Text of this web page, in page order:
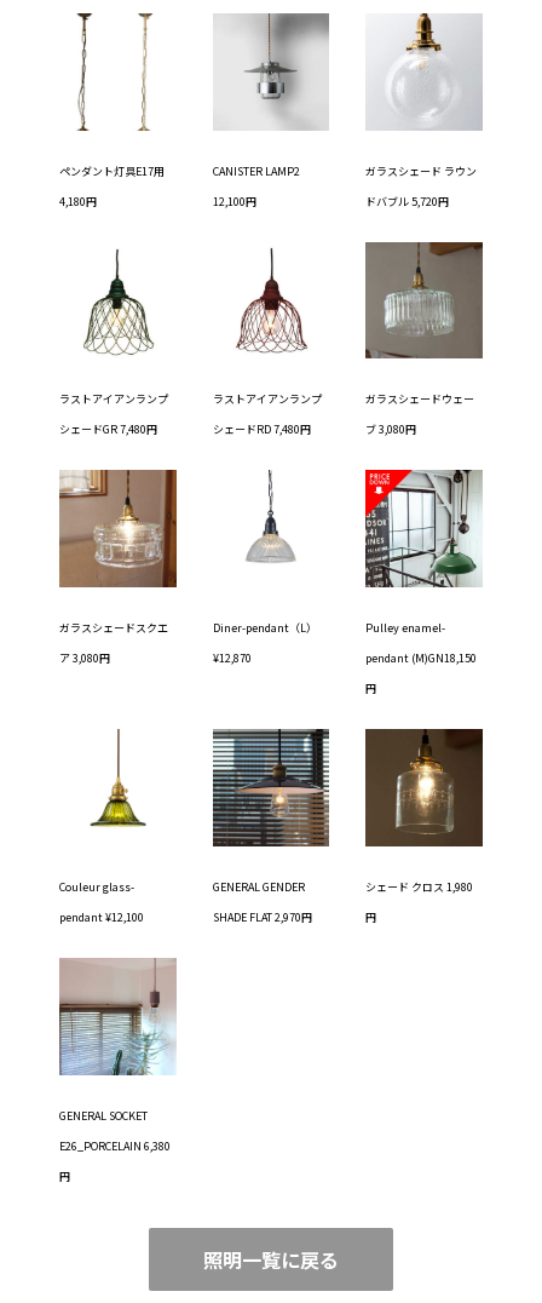
ペンダント灯具E17用
4,180円
CANISTER LAMP2
12,100円
ガラスシェード ラウン
ドバブル 5,720円
ラストアイアンランプ
シェードGR 7,480円
ラストアイアンランプ
シェードRD 7,480円
ガラスシェードウェー
ブ 3,080円
ガラスシェードスクエ
ア 3,080円
Diner-pendant（L）
¥12,870
Pulley enamel-
pendant (M)GN18,150
円
Couleur glass-
pendant ¥12,100
GENERAL GENDER
SHADE FLAT 2,970円
シェード クロス 1,980
円
GENERAL SOCKET
E26_PORCELAIN 6,380
円
照明一覧に戻る